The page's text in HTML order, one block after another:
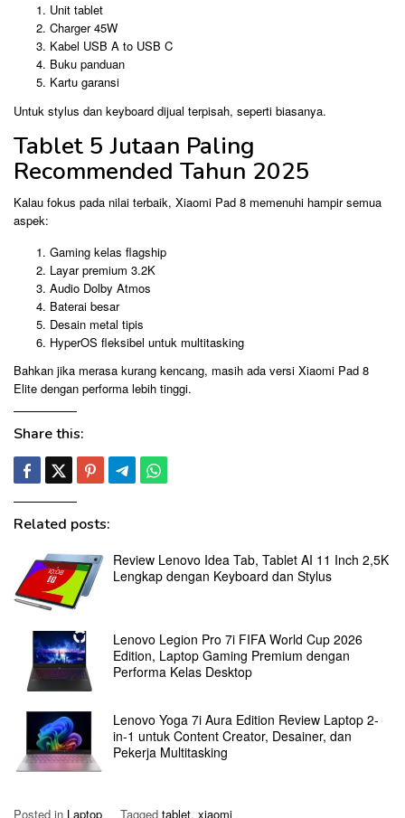
Unit tablet
Charger 45W
Kabel USB A to USB C
Buku panduan
Kartu garansi
Untuk stylus dan keyboard dijual terpisah, seperti biasanya.
Tablet 5 Jutaan Paling
Recommended Tahun 2025
Kalau fokus pada nilai terbaik, Xiaomi Pad 8 memenuhi hampir semua
aspek:
Gaming kelas flagship
Layar premium 3.2K
Audio Dolby Atmos
Baterai besar
Desain metal tipis
HyperOS fleksibel untuk multitasking
Bahkan jika merasa kurang kencang, masih ada versi Xiaomi Pad 8
Elite dengan performa lebih tinggi.
Share this:
Related posts:
Review Lenovo Idea Tab, Tablet AI 11 Inch 2,5K
Lengkap dengan Keyboard dan Stylus
Lenovo Legion Pro 7i FIFA World Cup 2026
Edition, Laptop Gaming Premium dengan
Performa Kelas Desktop
Lenovo Yoga 7i Aura Edition Review Laptop 2-
in-1 untuk Content Creator, Desainer, dan
Pekerja Multitasking
Posted in Laptop Tagged tablet, xiaomi